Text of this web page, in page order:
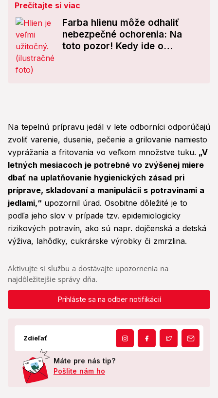
Prečítajte si viac
Farba hlienu môže odhaliť
nebezpečné ochorenia: Na
toto pozor! Kedy ide o
Na tepelnú prípravu jedál v lete odborníci odporúčajú
zvoliť varenie, dusenie, pečenie a grilovanie namiesto
vyprážania a fritovania vo veľkom množstve tuku. „V
letných mesiacoch je potrebné vo zvýšenej miere
dbať na uplatňovanie hygienických zásad pri
príprave, skladovaní a manipulácii s potravinami a
jedlami,“ upozornil úrad. Osobitne dôležité je to
podľa jeho slov v prípade tzv. epidemiologicky
rizikových potravín, ako sú napr. dojčenská a detská
výživa, lahôdky, cukrárske výrobky či zmrzlina.
Aktivujte si službu a dostávajte upozornenia na
najdôležitejšie správy dňa.
Prihláste sa na odber notifikácií
Zdieľať
Máte pre nás tip?
Pošlite nám ho